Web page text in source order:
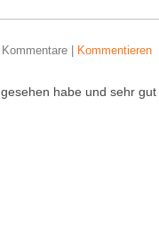
Kommentare | Kommentieren
habe und sehr